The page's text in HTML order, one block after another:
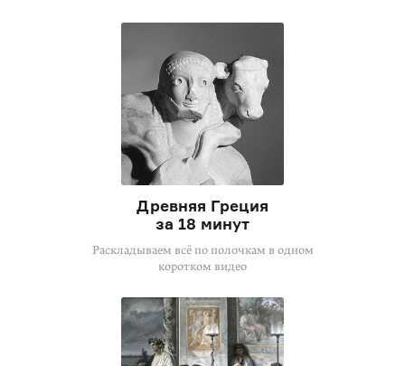
Древняя Греция
за 18 минут
Раскладываем всё по полочкам в одном
коротком видео